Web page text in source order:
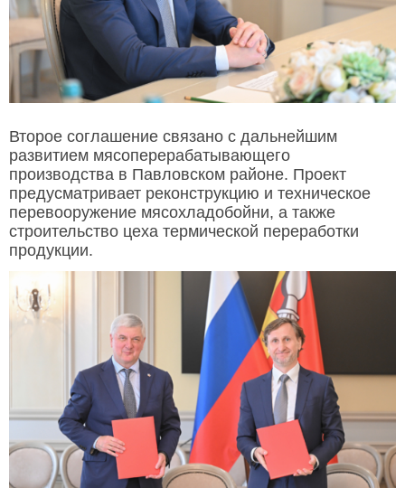
Второе соглашение связано с дальнейшим
развитием мясоперерабатывающего
производства в Павловском районе. Проект
предусматривает реконструкцию и техническое
перевооружение мясохладобойни, а также
строительство цеха термической переработки
продукции.